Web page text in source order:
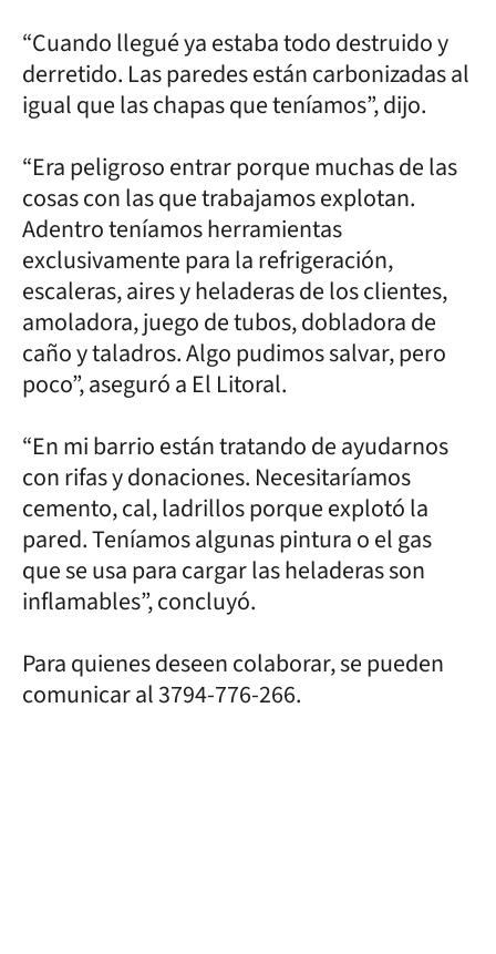
“Cuando llegué ya estaba todo destruido y
derretido. Las paredes están carbonizadas al
igual que las chapas que teníamos”, dijo.
“Era peligroso entrar porque muchas de las
cosas con las que trabajamos explotan.
Adentro teníamos herramientas
exclusivamente para la refrigeración,
escaleras, aires y heladeras de los clientes,
amoladora, juego de tubos, dobladora de
caño y taladros. Algo pudimos salvar, pero
poco”, aseguró a El Litoral.
“En mi barrio están tratando de ayudarnos
con rifas y donaciones. Necesitaríamos
cemento, cal, ladrillos porque explotó la
pared. Teníamos algunas pintura o el gas
que se usa para cargar las heladeras son
inflamables”, concluyó.
Para quienes deseen colaborar, se pueden
comunicar al 3794-776-266.